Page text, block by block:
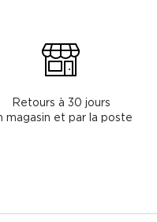
Retours à 30 jours
magasin et par la poste